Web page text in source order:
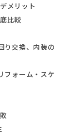
メリット
比較
り交換、内装の
フォーム・スケ